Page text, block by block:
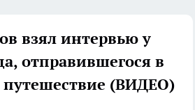
взял интервью у
отправившегося в
путешествие (ВИДЕО)